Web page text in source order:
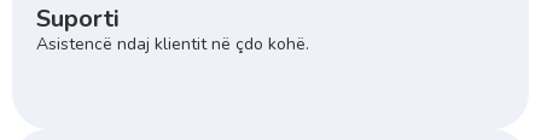
Suporti
Asistencë ndaj klientit në çdo kohë.